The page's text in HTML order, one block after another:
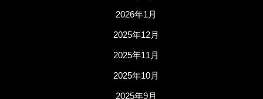
2026年1月
2025年12月
2025年11月
2025年10月
2025年9月